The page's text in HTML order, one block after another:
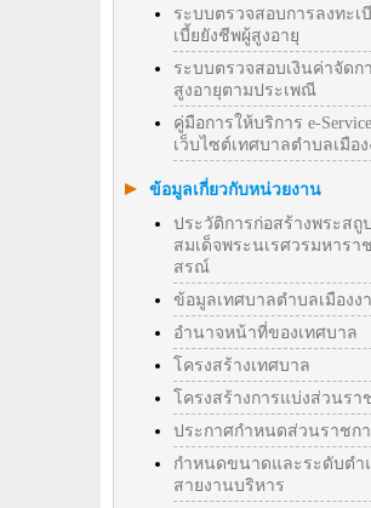
ระบบตรวจสอบการลงทะเ
เบี้ยยังชีพผู้สูงอายุ
ระบบตรวจสอบเงินค่าจัดก
สูงอายุตามประเพณี
คู่มือการให้บริการ e-
เว็บไซต์เทศบาลตำบลเมือง
ข้อมูลเกี่ยวกับหน่วยงาน
ประวัติการก่อสร้างพระสถู
สมเด็จพระนเรศวรมหารา
สรณ์
ข้อมูลเทศบาลตำบลเมืองง
อำนาจหน้าที่ของเทศบาล
โครงสร้างเทศบาล
โครงสร้างการแบ่งส่วนรา
ประกาศกำหนดส่วนราชก
กำหนดขนาดและระดับตำ
สายงานบริหาร